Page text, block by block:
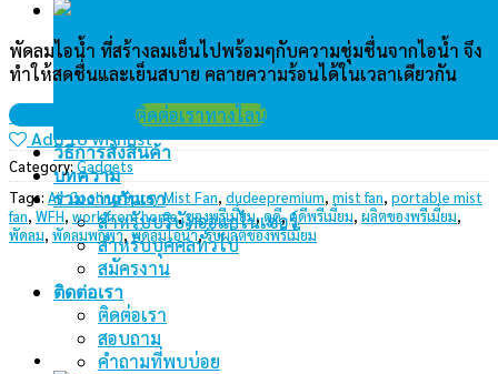
วิธีการสั่งสินค้า
บทความ
ร่วมงานกันเรา
สำหรับบริษัทออแกไนเซอร์
สำหรับบุคคลทั่วไป
สมัครงาน
ติดต่อเรา
ติดต่อเรา
สอบถาม
คำถามที่พบบ่อย
พัดลมไอน้ำ ที่สร้างลมเย็นไปพร้อมๆกับความชุ่มชื่นจากไอน้ำ จึง
ทำให้สดชื่นและเย็นสบาย คลายความร้อนได้ในเวลาเดียวกัน
ขอใบเสนอราคา
ติดต่อเราทางไลน์
Add to wishlist
Category:Gadgets
Tags: Air Cooling Spray Mist Fan, dudeepremium, mist fan, portable mist
fan, WFH, work from home,ของพรีเมี่ยม,ดูดี,ดูดีพรีเมี่ยม, ผลิตของพรีเมี่ยม,
พัดลม, พัดลมพกพา,พัดลมไอน้ำ,รับผลิตของพรีเมี่ยม